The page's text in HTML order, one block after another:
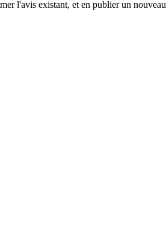
l'avis existant, et en publier un nouveau